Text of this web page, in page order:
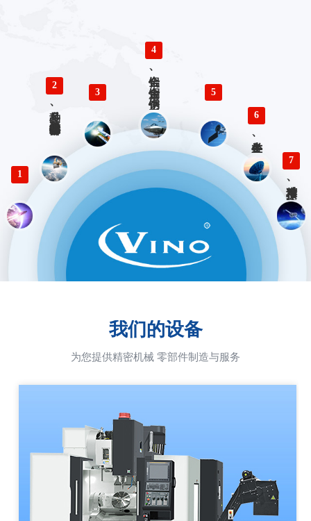
1
2
多品种、小批量精密仪器零部件加工
3
4
铝合金、铜合金、不锈钢、钛合金零件精密加工 5
6
各类生产、检验工装设计与制造
7
精准对接、快速响应 优势服务
我们的设备
为您提供精密机械 零部件制造与服务